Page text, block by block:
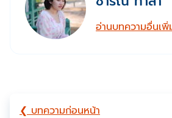
อ่านบทความอื่นเพิ่
❮ บทความก่อนหน้า